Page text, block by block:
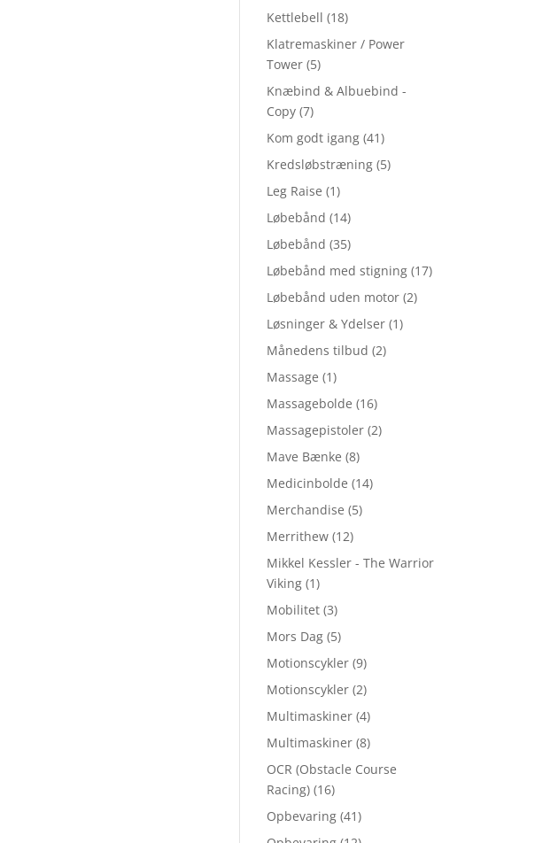
Kettlebell (18)
Klatremaskiner / Power
Tower (5)
Knæbind & Albuebind -
Copy (7)
Kom godt igang (41)
Kredsløbstræning (5)
Leg Raise (1)
Løbebånd (14)
Løbebånd (35)
Løbebånd med stigning (17)
Løbebånd uden motor (2)
Løsninger & Ydelser (1)
Månedens tilbud (2)
Massage (1)
Massagebolde (16)
Massagepistoler (2)
Mave Bænke (8)
Medicinbolde (14)
Merchandise (5)
Merrithew (12)
Mikkel Kessler - The Warrior
Viking (1)
Mobilitet (3)
Mors Dag (5)
Motionscykler (9)
Motionscykler (2)
Multimaskiner (4)
Multimaskiner (8)
OCR (Obstacle Course
Racing) (16)
Opbevaring (41)